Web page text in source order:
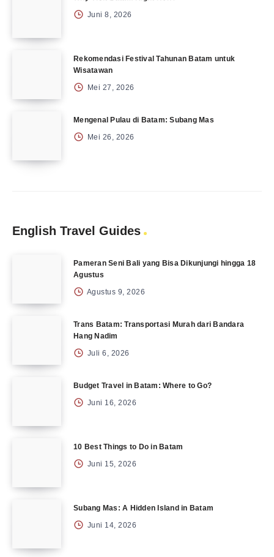
Juni 8, 2026
Rekomendasi Festival Tahunan Batam untuk
Wisatawan
Mei 27, 2026
Mengenal Pulau di Batam: Subang Mas
Mei 26, 2026
English Travel Guides
Pameran Seni Bali yang Bisa Dikunjungi hingga 18
Agustus
Agustus 9, 2026
Trans Batam: Transportasi Murah dari Bandara
Hang Nadim
Juli 6, 2026
Budget Travel in Batam: Where to Go?
Juni 16, 2026
10 Best Things to Do in Batam
Juni 15, 2026
Subang Mas: A Hidden Island in Batam
Juni 14, 2026